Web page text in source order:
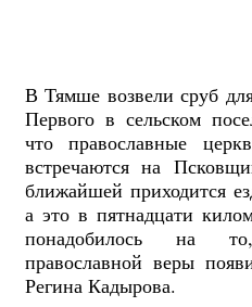
В Тямше возвели сруб
Первого в сельском
что православные
встречаются на
ближайшей приходится
а это в пятнадцати
понадобилось на
православной веры
Регина Кадырова.